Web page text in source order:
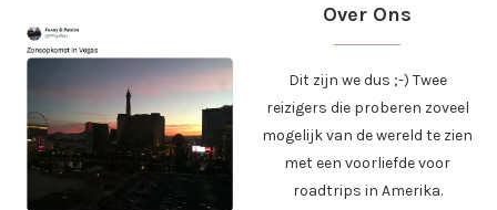
Over Ons
Dit zijn we dus ;-) Twee
reizigers die proberen zoveel
mogelijk van de wereld te zien
met een voorliefde voor
roadtrips in Amerika.